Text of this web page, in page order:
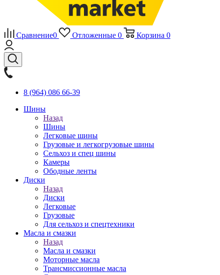
Сравнение0 Отложенные 0 Корзина 0
8 (964) 086 66-39
Шины
Назад
Шины
Легковые шины
Грузовые и легкогрузовые шины
Сельхоз и спец шины
Камеры
Ободные ленты
Диски
Назад
Диски
Легковые
Грузовые
Для сельхоз и спецтехники
Масла и смазки
Назад
Масла и смазки
Моторные масла
Трансмиссионные масла